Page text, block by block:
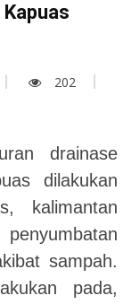
202
drainase
dilakukan
kalimantan
sampah.
pada,